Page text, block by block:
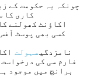
چونکہ یہ حکومت کے
کاری کا
اکاؤنٹ کھولنے
کسی بھی پوسٹ
نامزدگیسہولت
فارم سی کی
برانچ میں موجود